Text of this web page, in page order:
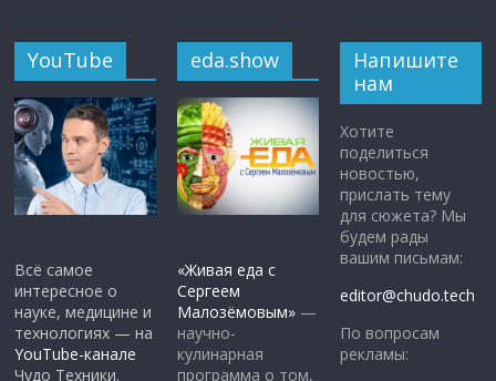
YouTube
Всё самое
интересное о
науке, медицине и
технологиях — на
YouTube-канале
Чудо Техники.
eda.show
«Живая еда с
Сергеем
Малозёмовым» —
научно-
кулинарная
программа о том,
Напишите
нам
Хотите
поделиться
новостью,
прислать тему
для сюжета? Мы
будем рады
вашим письмам:
editor@chudo.tech
По вопросам
рекламы: